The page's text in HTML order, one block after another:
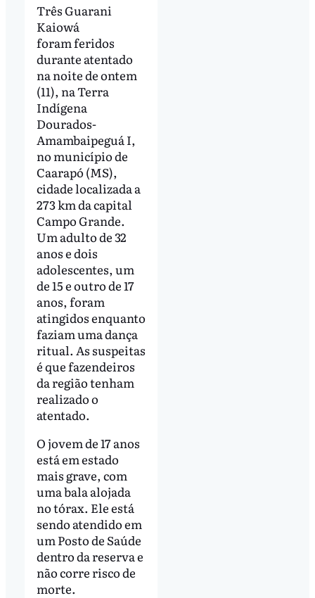
Três Guarani
Kaiowá
foram feridos
durante atentado
na noite de ontem
(11), na Terra
Indígena
Dourados-
Amambaipeguá I,
no município de
Caarapó (MS),
cidade localizada a
273 km da capital
Campo Grande.
Um adulto de 32
anos e dois
adolescentes, um
de 15 e outro de 17
anos, foram
atingidos enquanto
faziam uma dança
ritual. As suspeitas
é que fazendeiros
da região tenham
realizado o
atentado.
O jovem de 17 anos
está em estado
mais grave, com
uma bala alojada
no tórax. Ele está
sendo atendido em
um Posto de Saúde
dentro da reserva e
não corre risco de
morte.